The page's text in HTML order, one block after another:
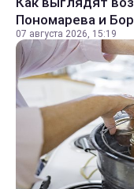
Пономарева и
07 августа 2026, 15:19